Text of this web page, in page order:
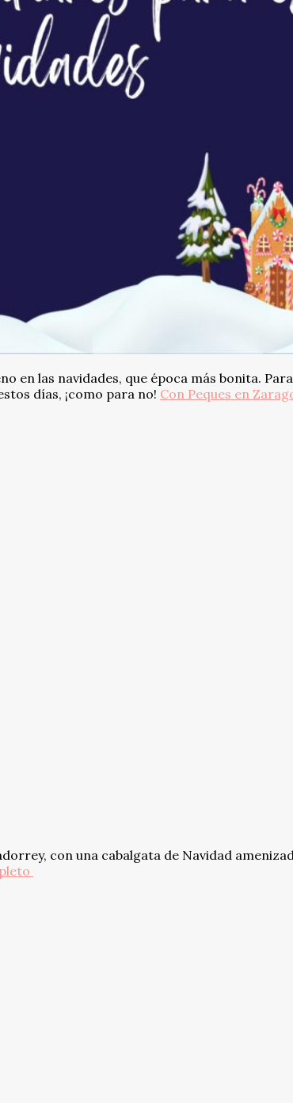
en las navidades, que época más bonita. Para
días, ¡como para no! Con Peques en
con una cabalgata de Navidad